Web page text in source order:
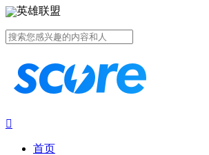
英雄联盟

首页